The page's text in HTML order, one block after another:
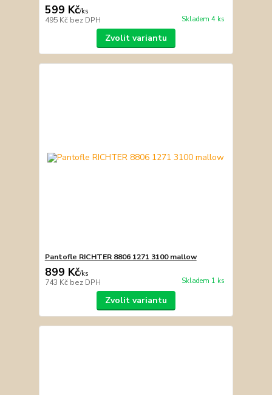
599 Kč/ks
495 Kč bez DPH Skladem 4 ks
Zvolit variantu
Pantofle RICHTER 8806 1271 3100 mallow
899 Kč/ks
743 Kč bez DPH Skladem 1 ks
Zvolit variantu